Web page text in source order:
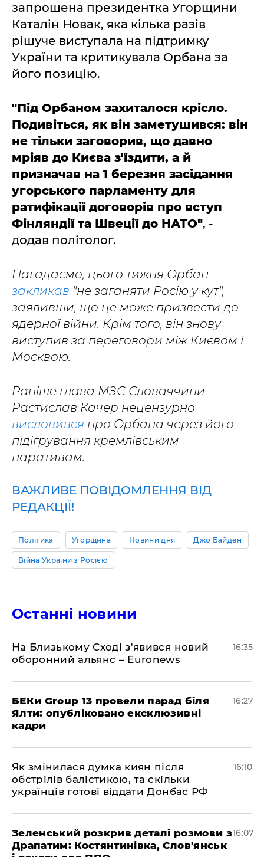
запрошена президентка Угорщини
Каталін Новак, яка кілька разів
рішуче виступала на підтримку
України та критикувала Орбана за
його позицію.
"Під Орбаном захиталося крісло.
Подивіться, як він заметушився: він
не тільки заговорив, що давно
мріяв до Києва з'їздити, а й
призначав на 1 березня засідання
угорського парламенту для
ратифікації договорів про вступ
Фінляндії та Швеції до НАТО", -
додав політолог.
Нагадаємо, цього тижня Орбан
закликав "не заганяти Росію у кут",
заявивши, що це може призвести до
ядерної війни. Крім того, він знову
виступив за переговори між Києвом і
Москвою.
Раніше глава МЗС Словаччини
Растислав Качер нецензурно
висловився про Орбана через його
підігрування кремлівським
наративам.
ВАЖЛИВЕ ПОВІДОМЛЕННЯ ВІД
РЕДАКЦІЇ!
Політика Угорщина Новини дня Джо Байден
Війна України з Росією
Останні новини
На Близькому Сході з'явився новий
оборонний альянс – Euronews
16:35
БЕКи Group 13 провели парад біля
Ялти: опубліковано ексклюзивні
кадри
16:27
Як змінилася думка киян після
обстрілів балістикою, та скільки
українців готові віддати Донбас РФ
16:10
Зеленський розкрив деталі розмови з
Драпатим: Костянтинівка, Слов'янськ
16:07